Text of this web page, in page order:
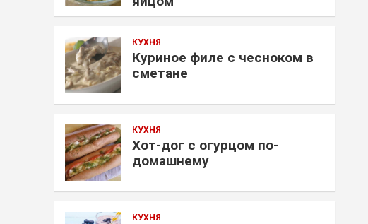
КУХНЯ
Куриное филе с чесноком в
сметане
КУХНЯ
Хот-дог с огурцом по-
домашнему
КУХНЯ